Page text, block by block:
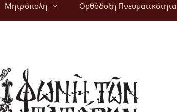
Μητρόπολη Ορθόδοξη Πνευματικότητα